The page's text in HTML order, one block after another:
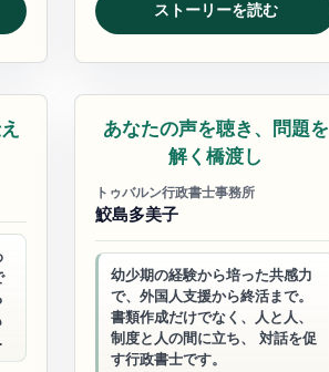
ストーリーを読む
行政書士
あなたの声を聴き、問題を
解く橋渡し
トゥバルン行政書士事務所
鮫島多美子
幼少期の経験から培った共感力
で、外国人支援から終活まで。
書類作成だけでなく、人と人、
制度と人の間に立ち、 対話を促
す行政書士です。